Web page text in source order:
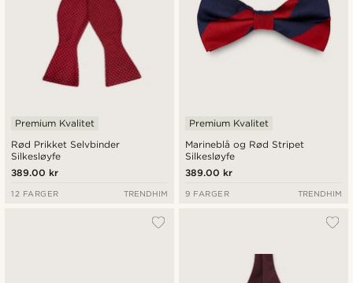
Rød Prikket Selvbinder
Silkesløyfe
Premium Kvalitet
389.00 kr
12 FARGER TRENDHIM
Marineblå og Rød Stripet
Silkesløyfe
Premium Kvalitet
389.00 kr
9 FARGER TRENDHIM